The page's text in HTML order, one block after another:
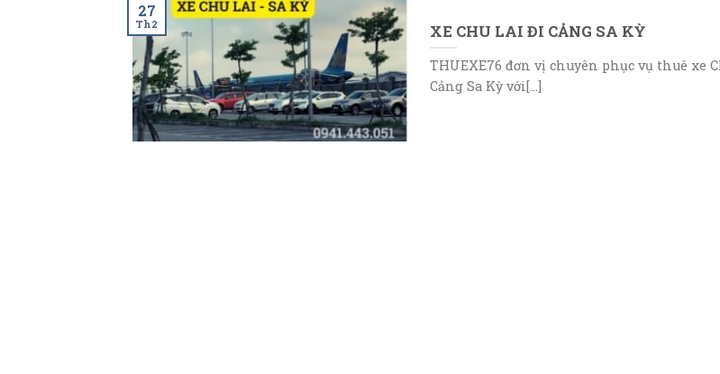
XE CHU LAI ĐI CẢNG SA KỲ
THUEXE76 đơn vị chuyên phục vụ thuê xe
Cảng Sa Kỳ với[...]
27
Th2